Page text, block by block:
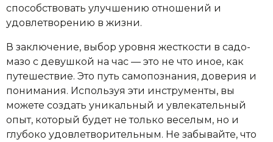
способствовать улучшению отношений и
удовлетворению в жизни.
В заключение, выбор уровня жесткости в садо-
мазо с девушкой на час — это не что иное, как
путешествие. Это путь самопознания, доверия и
понимания. Используя эти инструменты, вы
можете создать уникальный и увлекательный
опыт, который будет не только веселым, но и
глубоко удовлетворительным. Не забывайте, что